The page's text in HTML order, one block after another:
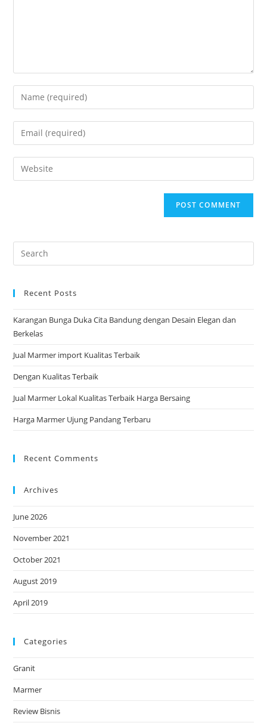
Enter
your
name
comment
Enter
your
email
address
Enter
your
Recent Posts
Karangan Bunga Duka Cita Bandung dengan Desain Elegan dan
Berkelas
Jual Marmer import Kualitas Terbaik
Dengan Kualitas Terbaik
Jual Marmer Lokal Kualitas Terbaik Harga Bersaing
Harga Marmer Ujung Pandang Terbaru
Recent Comments
Archives
June 2026
November 2021
October 2021
August 2019
April 2019
Categories
Granit
Marmer
Review Bisnis